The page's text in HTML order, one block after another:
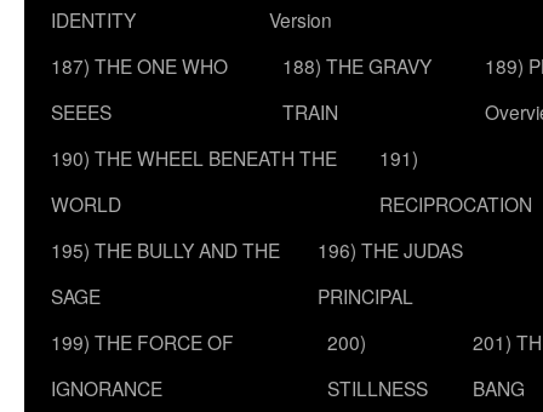
IDENTITY
Version
187) THE ONE WHO
SEEES
188) THE GRAVY
TRAIN
189)
190) THE WHEEL BENEATH THE
WORLD
191)
RECIPROCATION
195) THE BULLY AND THE
SAGE
196) THE JUDAS
PRINCIPAL
199) THE FORCE OF
IGNORANCE
200)
STILLNESS
201)
BANG